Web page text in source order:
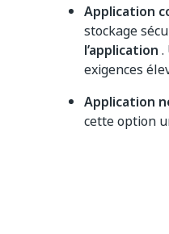
Application
stockage
l’application .
exigences
Application
cette option